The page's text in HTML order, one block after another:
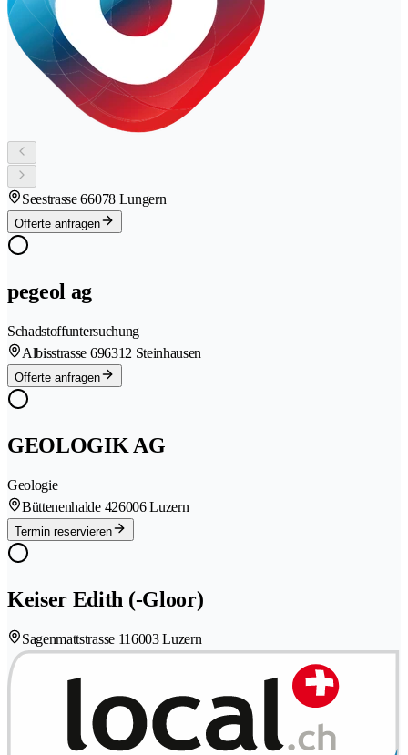
Seestrasse 66078 Lungern
Offerte anfragen
pegeol ag
Schadstoffuntersuchung
Albisstrasse 696312 Steinhausen
Offerte anfragen
GEOLOGIK AG
Geologie
Büttenenhalde 426006 Luzern
Termin reservieren
Keiser Edith (-Gloor)
Sagenmattstrasse 116003 Luzern